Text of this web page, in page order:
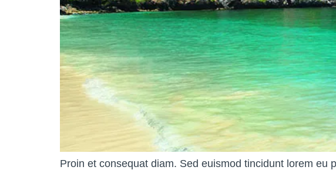
Proin et consequat diam. Sed euismod tincidunt lorem